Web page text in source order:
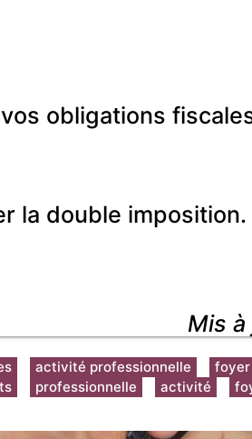
obligations
la double imposition.
Mis
activité professionnelle
activité
professionnelle